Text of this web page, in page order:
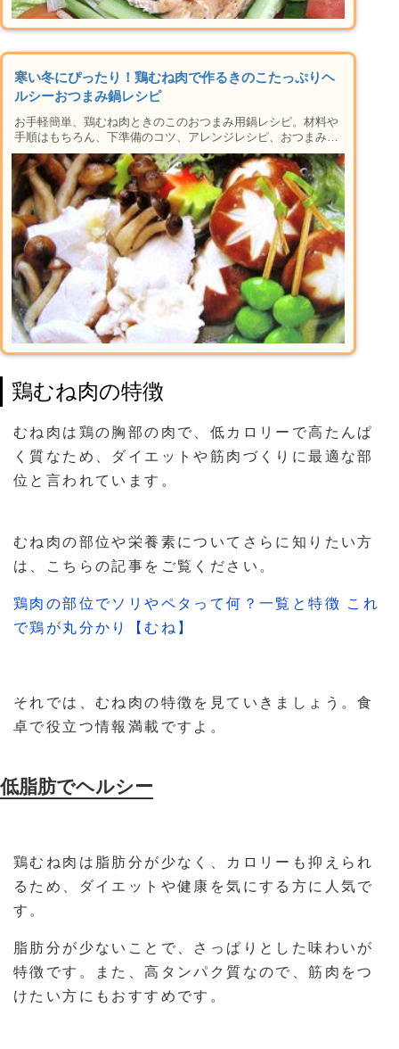
寒い冬にぴったり！鶏むね肉で作るきのこたっぷりヘ
ルシーおつまみ鍋レシピ
お手軽簡単、鶏むね肉ときのこのおつまみ用鍋レシピ。材料や
手順はもちろん、下準備のコツ、アレンジレシピ、おつまみに
合うお酒の紹介など楽しい晩酌タイムに必要な情報が盛りだく
さん。おかずにも使えるレシピなの晩御飯にもおすすめ♪家で
本格居酒屋メニューができちゃう人気のシリーズです！
鶏むね肉の特徴
むね肉は鶏の胸部の肉で、低カロリーで高たんぱ
く質なため、ダイエットや筋肉づくりに最適な部
位と言われています。
むね肉の部位や栄養素についてさらに知りたい方
は、こちらの記事をご覧ください。
鶏肉の部位でソリやペタって何？一覧と特徴 これ
で鶏が丸分かり【むね】
それでは、むね肉の特徴を見ていきましょう。食
卓で役立つ情報満載ですよ。
低脂肪でヘルシー
鶏むね肉は脂肪分が少なく、カロリーも抑えられ
るため、ダイエットや健康を気にする方に人気で
す。
脂肪分が少ないことで、さっぱりとした味わいが
特徴です。また、高タンパク質なので、筋肉をつ
けたい方にもおすすめです。